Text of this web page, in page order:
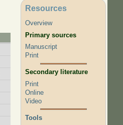
Resources
Overview
Primary sources
Manuscript
Print
Secondary literature
Print
Online
Video
Tools